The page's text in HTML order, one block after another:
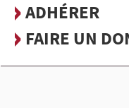
ADHÉRER
FAIRE UN